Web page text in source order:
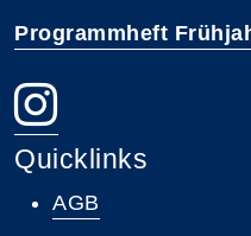
Programmheft
Quicklinks
AGB